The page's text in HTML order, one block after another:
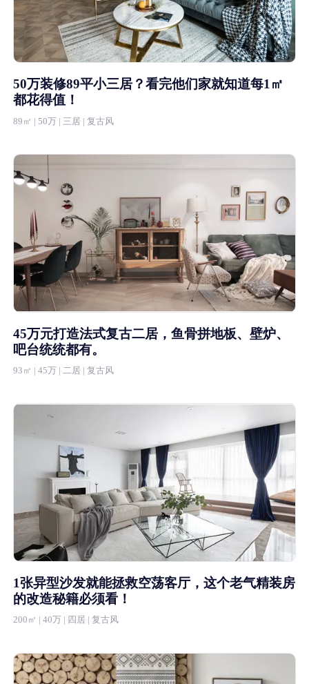
50万装修89平小三居？看完他们家就知道每1㎡
都花得值！
89㎡ | 50万 | 三居 | 复古风
45万元打造法式复古二居，鱼骨拼地板、壁炉、
吧台统统都有。
93㎡ | 45万 | 二居 | 复古风
1张异型沙发就能拯救空荡客厅，这个老气精装房
的改造秘籍必须看！
200㎡ | 40万 | 四居 | 复古风